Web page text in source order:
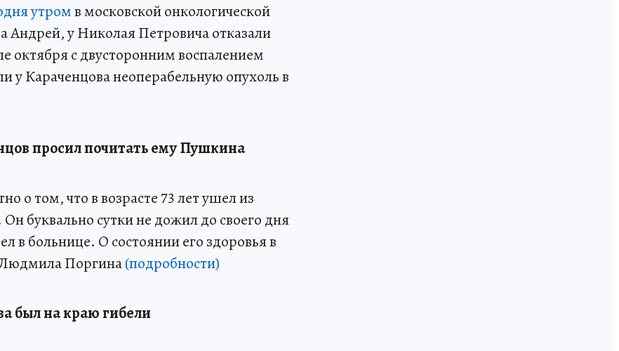
утромв московской онкологической
Андрей, у Николая Петровича отказали
октября с двусторонним воспалением
у Караченцова неоперабельную опухоль в
просил почитать ему Пушкина
о том, что в возрасте 73 лет ушел из
буквально сутки не дожил до своего дня
в больнице. О состоянии его здоровья в
Людмила Поргина(подробности)
был на краю гибели